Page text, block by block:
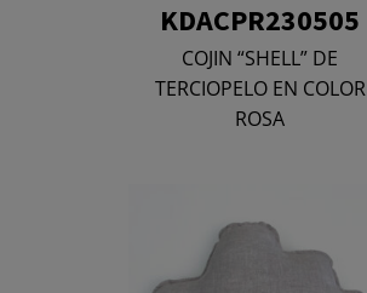
KDACPR230505
COJIN “SHELL” DE
TERCIOPELO EN COLOR
ROSA